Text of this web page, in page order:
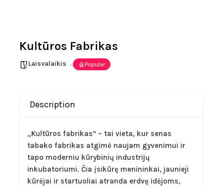
Kultūros Fabrikas
Laisvalaikis Popular
Description
„Kultūros fabrikas“ – tai vieta, kur senas
tabako fabrikas atgimė naujam gyvenimui ir
tapo moderniu kūrybinių industrijų
inkubatoriumi. Čia įsikūrę menininkai, jaunieji
kūrėjai ir startuoliai atranda erdvę idėjoms,